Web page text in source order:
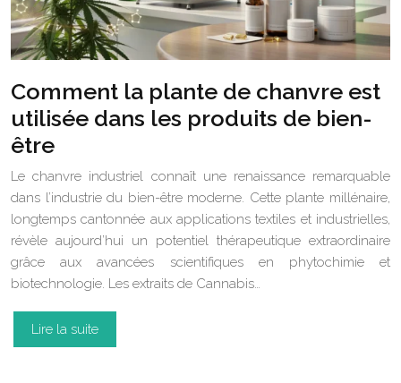
Comment la plante de chanvre est
utilisée dans les produits de bien-
être
Le chanvre industriel connaît une renaissance remarquable
dans l’industrie du bien-être moderne. Cette plante millénaire,
longtemps cantonnée aux applications textiles et industrielles,
révèle aujourd’hui un potentiel thérapeutique extraordinaire
grâce aux avancées scientifiques en phytochimie et
biotechnologie. Les extraits de Cannabis…
Lire la suite